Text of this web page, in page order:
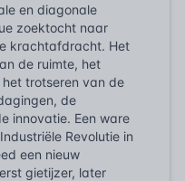
en diagonale
zoektocht naar
krachtafdracht. Het
de ruimte, het
trotseren van de
de
innovatie. Een ware
Revolutie in
een nieuw
gietijzer, later